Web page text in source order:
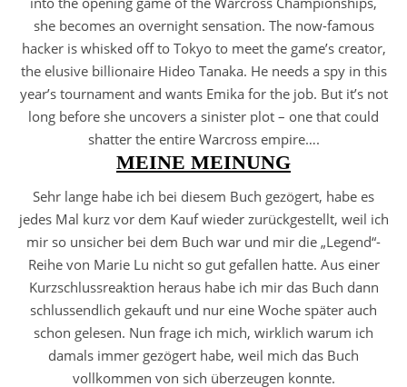
she becomes an overnight sensation. The now-famous
hacker is whisked off to Tokyo to meet the game’s creator,
the elusive billionaire Hideo Tanaka. He needs a spy in this
year’s tournament and wants Emika for the job. But it’s not
long before she uncovers a sinister plot – one that could
shatter the entire Warcross empire….
MEINE MEINUNG
Sehr lange habe ich bei diesem Buch gezögert, habe es
jedes Mal kurz vor dem Kauf wieder zurückgestellt, weil ich
mir so unsicher bei dem Buch war und mir die „Legend“-
Reihe von Marie Lu nicht so gut gefallen hatte. Aus einer
Kurzschlussreaktion heraus habe ich mir das Buch dann
schlussendlich gekauft und nur eine Woche später auch
schon gelesen. Nun frage ich mich, wirklich warum ich
damals immer gezögert habe, weil mich das Buch
vollkommen von sich überzeugen konnte.